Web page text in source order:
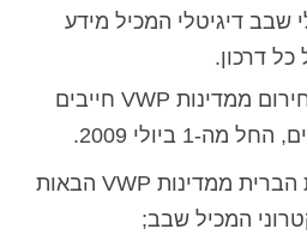
שבב דיגיטלי המכיל מידע
דרכון.
דרכונים זמניים ודרכוני חירום ממדינות VWP חייבים
1 ביולי 2009.
כל אזרח הנוסע לארצות הברית ממדינות VWP הבאות
המכיל שבב;